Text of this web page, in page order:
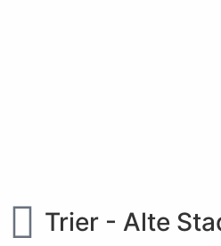
Trier - Alte